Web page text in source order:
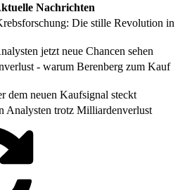
Nachrichten
Die stille Revolution in
jetzt neue Chancen sehen
- warum Berenberg zum Kauf
dem neuen Kaufsignal steckt
Analysten trotz Milliardenverlust